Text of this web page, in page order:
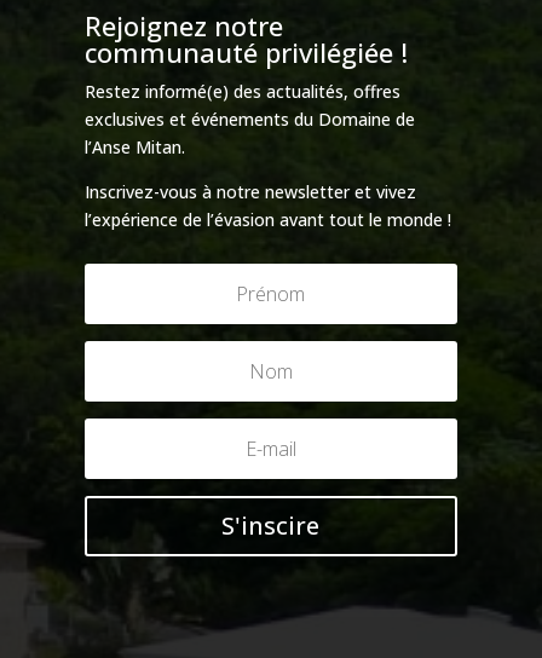
Rejoignez notre
communauté privilégiée !
Restez informé(e) des actualités, offres
exclusives et événements du Domaine de
l’Anse Mitan.
Inscrivez-vous à notre newsletter et vivez
l’expérience de l’évasion avant tout le monde !
S'inscire